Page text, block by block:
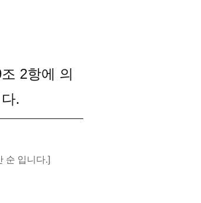
2항에 의
.
순 입니다.]